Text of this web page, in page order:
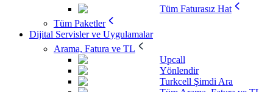
Tüm Faturasız Hat
Tüm Paketler
Dijital Servisler ve Uygulamalar
Arama, Fatura ve TL
Upcall
Yönlendir
Turkcell Şimdi Ara